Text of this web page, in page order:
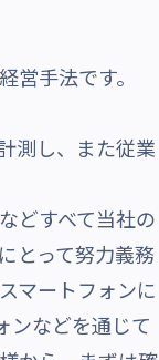
手法です。
測し、また従業
どすべて当社の
とって努力義務
マートフォンに
ンなどを通じて